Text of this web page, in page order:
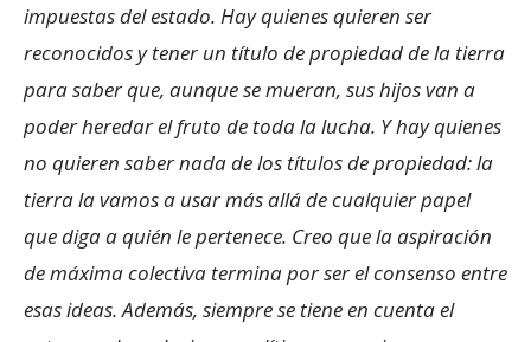
impuestas del estado. Hay quienes quieren ser
reconocidos y tener un título de propiedad de la tierra
para saber que, aunque se mueran, sus hijos van a
poder heredar el fruto de toda la lucha. Y hay quienes
no quieren saber nada de los títulos de propiedad: la
tierra la vamos a usar más allá de cualquier papel
que diga a quién le pertenece. Creo que la aspiración
de máxima colectiva termina por ser el consenso entre
esas ideas. Además, siempre se tiene en cuenta el